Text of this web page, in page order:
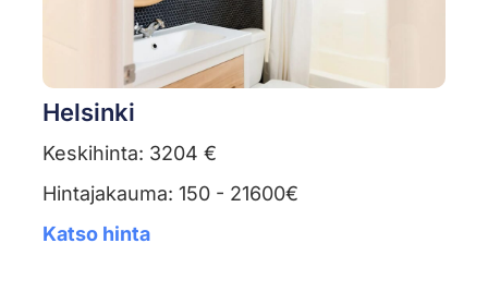
Helsinki
Keskihinta: 3204 €
Hintajakauma: 150 - 21600€
Katso hinta